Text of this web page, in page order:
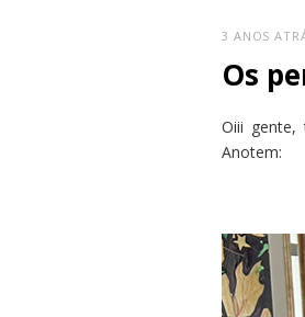
3 ANOS
Os
Oiii gente,
Anotem: